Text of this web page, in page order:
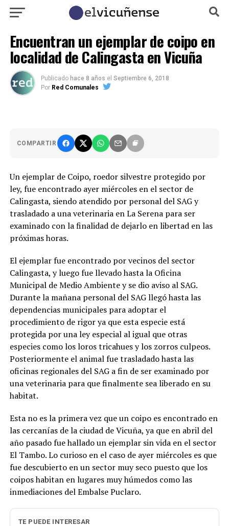
Encuentran un ejemplar de coipo en
localidad de Calingasta en Vicuña
Publicado hace 8 años el Septiembre 6, 2018
Por Red Comunales
COMPARTIR
Un ejemplar de Coipo, roedor silvestre protegido por
ley, fue encontrado ayer miércoles en el sector de
Calingasta, siendo atendido por personal del SAG y
trasladado a una veterinaria en La Serena para ser
examinado con la finalidad de dejarlo en libertad en las
próximas horas.
El ejemplar fue encontrado por vecinos del sector
Calingasta, y luego fue llevado hasta la Oficina
Municipal de Medio Ambiente y se dio aviso al SAG.
Durante la mañana personal del SAG llegó hasta las
dependencias municipales para adoptar el
procedimiento de rigor ya que esta especie está
protegida por una ley especial al igual que otras
especies como los loros tricahues y los zorros culpeos.
Posteriormente el animal fue trasladado hasta las
oficinas regionales del SAG a fin de ser examinado por
una veterinaria para que finalmente sea liberado en su
habitat.
Esta no es la primera vez que un coipo es encontrado en
las cercanías de la ciudad de Vicuña, ya que en abril del
año pasado fue hallado un ejemplar sin vida en el sector
El Tambo. Lo curioso en el caso de ayer miércoles es que
fue descubierto en un sector muy seco puesto que los
coipos habitan en lugares muy húmedos como las
inmediaciones del Embalse Puclaro.
TE PUEDE INTERESAR